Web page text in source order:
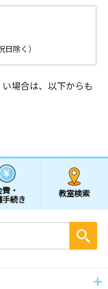
除く）
場合は、以下からも
・
手続き
教室検索